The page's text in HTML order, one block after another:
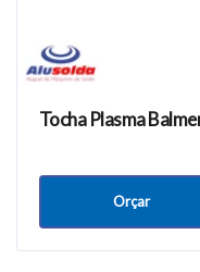
Tocha Plasma
Orçar